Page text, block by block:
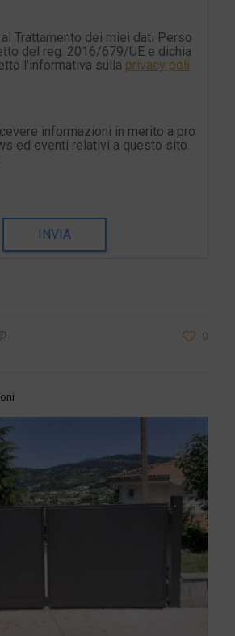
Trattamento dei miei dati Perso
del reg. 2016/679/UE e dichia
l'informativa sulla privacy poli
informazioni in merito a pro
ed eventi relativi a questo sito.
INVIA
0